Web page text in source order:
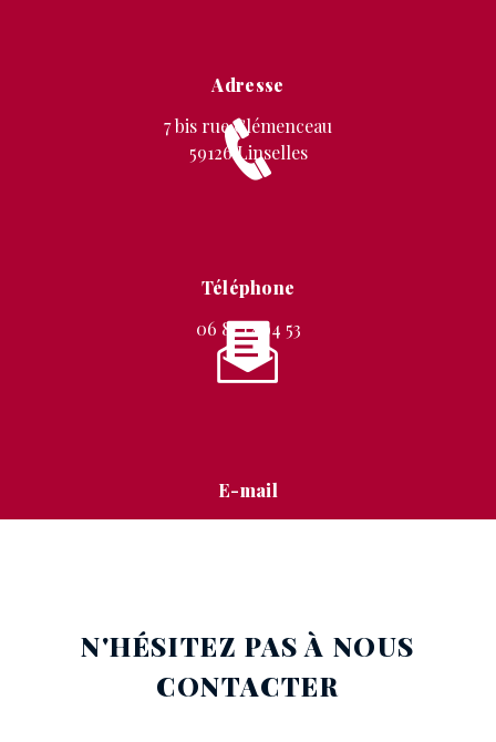
Adresse
7 bis rue Clémenceau
59126 Linselles
Téléphone
06 87 12 94 53
E-mail
N'HÉSITEZ PAS À NOUS
CONTACTER